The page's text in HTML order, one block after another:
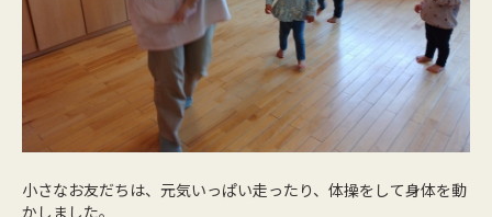
小さなお友だちは、元気いっぱい走ったり、体操をして身体を動
かしました。